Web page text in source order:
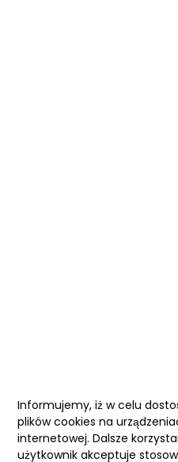
Informujemy, iż w celu
plików cookies na
internetowej. Dalsze
użytkownik akceptuje